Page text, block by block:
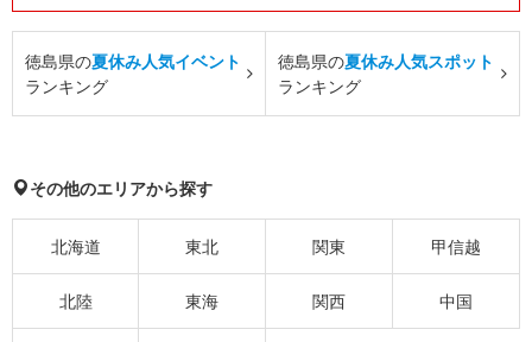
徳島県の夏休み人気イベント
ランキング
徳島県の夏休み人気スポット
ランキング
その他のエリアから探す
北海道 東北 関東 甲信越
北陸 東海 関西 中国